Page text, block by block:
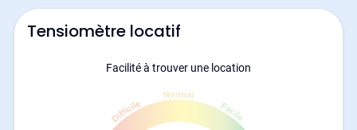
Tensiomètre locatif
Facilité à trouver une location